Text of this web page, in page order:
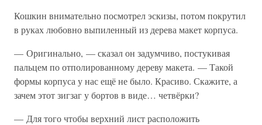
Кошкин внимательно посмотрел эскизы, потом покрутил
в руках любовно выпиленный из дерева макет корпуса.
— Оригинально, — сказал он задумчиво, постукивая
пальцем по отполированному дереву макета. — Такой
формы корпуса у нас ещё не было. Красиво. Скажите, а
зачем этот зигзаг у бортов в виде… четвёрки?
— Для того чтобы верхний лист расположить